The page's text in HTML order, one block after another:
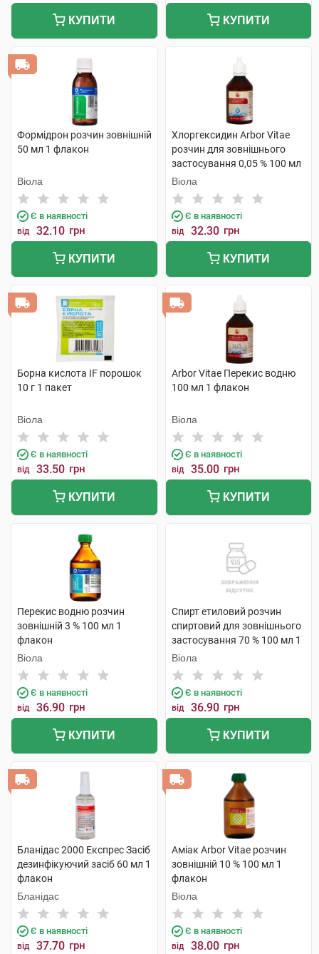
КУПИТИ КУПИТИ
Формідрон розчин зовнішній
50 мл 1 флакон
Віола
Є в наявності
від 32.10 грн
КУПИТИ
Хлоргексидин Arbor Vitae
розчин для зовнішнього
застосування 0,05 % 100 мл
1 флакон
Віола
Є в наявності
від 32.30 грн
КУПИТИ
Борна кислота IF порошок
10 г 1 пакет
Віола
Є в наявності
від 33.50 грн
КУПИТИ
Arbor Vitae Перекис водню
100 мл 1 флакон
Віола
Є в наявності
від 35.00 грн
КУПИТИ
Перекис водню розчин
зовнішній 3 % 100 мл 1
флакон
Віола
Є в наявності
від 36.90 грн
КУПИТИ
Спирт етиловий розчин
спиртовий для зовнішнього
застосування 70 % 100 мл 1
флакон скляний
Віола
Є в наявності
від 36.90 грн
КУПИТИ
Бланідас 2000 Експрес Засіб
дезинфікуючий засіб 60 мл 1
флакон
Бланідас
Є в наявності
від 37.70 грн
Аміак Arbor Vitae розчин
зовнішній 10 % 100 мл 1
флакон
Віола
Є в наявності
від 38.00 грн